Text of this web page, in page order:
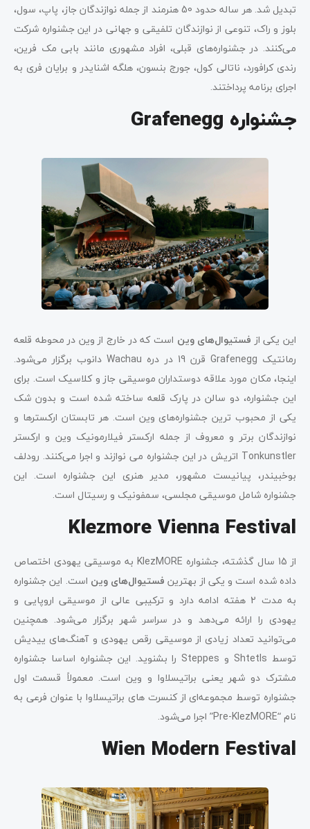
تبدیل شد. هر ساله حدود 50 هنرمند از جمله نوازندگان جاز، پاپ، سول،
بلوز و راک، تنوعی از نوازندگان تلفیقی و جهانی در این جشنواره شرکت
می‌کنند. در جشنواره‌های قبلی، افراد مشهوری مانند بابی مک فرین،
رندی کرافورد، ناتالی کول، جورج بنسون، هلگه اشنایدر و برایان فری به
اجرای برنامه پرداختند.
جشنواره Grafenegg
این یکی از فستیوال‌های وین است که در خارج از وین در محوطه قلعه
رمانتیک Grafenegg قرن 19 در دره Wachau دانوب برگزار می‌شود.
اینجا، مکان مورد علاقه دوستداران موسیقی جاز و کلاسیک است. برای
این جشنواره، دو سالن در پارک قلعه ساخته شده است و بدون شک
یکی از محبوب ترین جشنواره‌های وین است. هر تابستان ارکسترها و
نوازندگان برتر و معروف از جمله ارکستر فیلارمونیک وین و ارکستر
Tonkunstler اتریش در این جشنواره می نوازند و اجرا می‌کنند. رودلف
بوخبیندر، پیانیست مشهور، مدیر هنری این جشنواره است. این
جشنواره شامل موسیقی مجلسی، سمفونیک و رسیتال است.
Klezmore Vienna Festival
از 15 سال گذشته، جشنواره KlezMORE به موسیقی یهودی اختصاص
داده شده است و یکی از بهترین فستیوال‌های وین است. این جشنواره
به مدت 2 هفته ادامه دارد و ترکیبی عالی از موسیقی اروپایی و
یهودی را ارائه می‌دهد و در سراسر شهر برگزار می‌شود. همچنین
می‌توانید تعداد زیادی از موسیقی رقص یهودی و آهنگ‌های ییدیش
توسط Shtetls و Steppes را بشنوید. این جشنواره اساسا جشنواره
مشترک دو شهر یعنی براتیسلاوا و وین است. معمولاً قسمت اول
جشنواره توسط مجموعه‌ای از کنسرت های براتیسلاوا با عنوان فرعی به
نام “Pre-KlezMORE” اجرا می‌شود.
Wien Modern Festival